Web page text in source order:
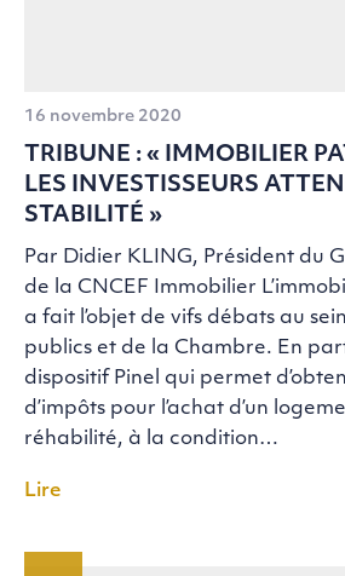
16 novembre 2020
TRIBUNE : « IMMOBILIER
LES INVESTISSEURS
STABILITÉ »
Par Didier KLING, Président du
de la CNCEF Immobilier
a fait l’objet de vifs débats au
publics et de la Chambre. En
dispositif Pinel qui permet
d’impôts pour l’achat d’un
réhabilité, à la condition…
Lire